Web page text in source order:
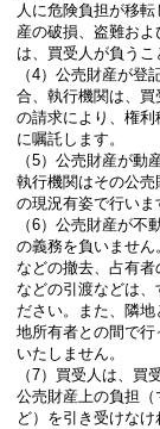
人に危険負担が移
産の破損、盗難お
は、買受人が負うこ
（4）公売財産が登
合、執行機関は、
の請求により、権
に嘱託します。
（5）公売財産が動
執行機関はその公
の現況有姿で行いま
（6）公売財産が不
の義務を負いません
などの撤去、占有
などの引渡などは、
ださい。また、隣
地所有者との間で
いたしません。
（7）買受人は、買
公売財産上の負担
ど）を引き受けなけ